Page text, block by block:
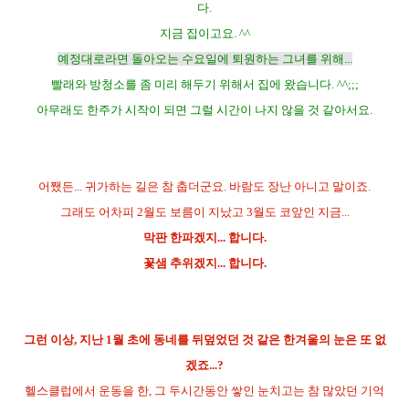
다.
지금 집이고요. ^^
예정대로라면 돌아오는 수요일에 퇴원하는 그녀를 위해...
빨래와 방청소를 좀 미리 해두기 위해서 집에 왔습니다. ^^;;;
아무래도 한주가 시작이 되면 그럴 시간이 나지 않을 것 같아서요.
어쨌든... 귀가하는 길은 참 춥더군요. 바람도 장난 아니고 말이죠.
그래도 어차피 2월도 보름이 지났고 3월도 코앞인 지금...
막판 한파겠지... 합니다.
꽃샘 추위겠지... 합니다.
그런 이상, 지난 1월 초에 동네를 뒤덮었던 것 같은 한겨울의 눈은 또 없
겠죠...?
헬스클럽에서 운동을 한, 그 두시간동안 쌓인 눈치고는 참 많았던 기억